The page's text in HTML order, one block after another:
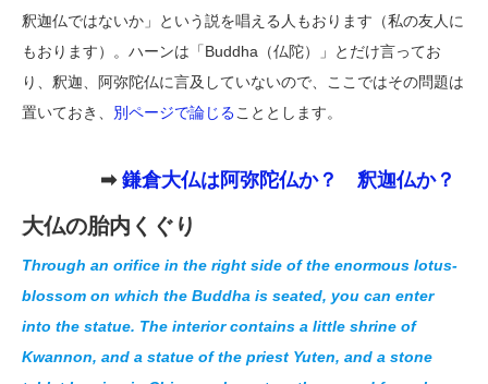
釈迦仏ではないか」という説を唱える人もおります（私の友人に
もおります）。ハーンは「Buddha（仏陀）」とだけ言ってお
り、釈迦、阿弥陀仏に言及していないので、ここではその問題は
置いておき、 別ページで論じることとします。
➡ 鎌倉大仏は阿弥陀仏か？ 釈迦仏か？
大仏の胎内くぐり
Through an orifice in the right side of the enormous lotus-
blossom on which the Buddha is seated, you can enter
into the statue. The interior contains a little shrine of
Kwannon, and a statue of the priest Yuten, and a stone